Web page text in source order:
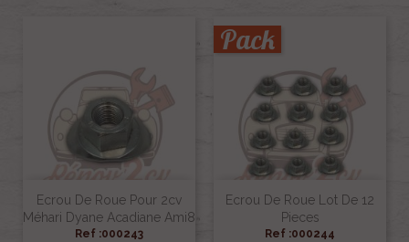
Ecrou De Roue Pour 2cv
Méhari Dyane Acadiane Ami8
Ref :000243
Ecrou De Roue Lot De 12
Pieces
Ref :000244
Pack